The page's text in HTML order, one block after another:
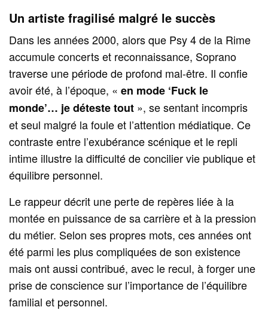
Un artiste fragilisé malgré le succès
Dans les années 2000, alors que Psy 4 de la Rime
accumule concerts et reconnaissance, Soprano
traverse une période de profond mal-être. Il confie
avoir été, à l’époque, «en mode ‘Fuck le
monde’… je déteste tout », se sentant incompris
et seul malgré la foule et l’attention médiatique. Ce
contraste entre l’exubérance scénique et le repli
intime illustre la difficulté de concilier vie publique et
équilibre personnel.
Le rappeur décrit une perte de repères liée à la
montée en puissance de sa carrière et à la pression
du métier. Selon ses propres mots, ces années ont
été parmi les plus compliquées de son existence
mais ont aussi contribué, avec le recul, à forger une
prise de conscience sur l’importance de l’équilibre
familial et personnel.